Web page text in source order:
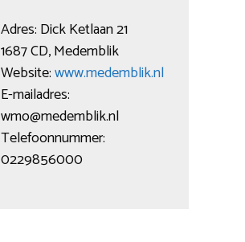
Adres: Dick Ketlaan 21
1687 CD, Medemblik
Website:www.medemblik.nl
E-mailadres:
wmo@medemblik.nl
Telefoonnummer:
0229856000